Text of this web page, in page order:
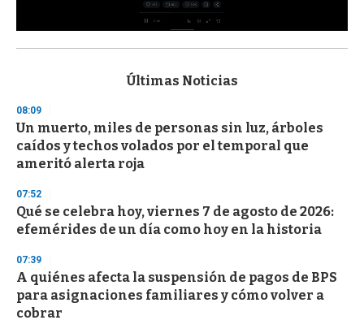
s
d
s
o
f
3
s
e
c
o
d
s
Últimas Noticias
08:09
Un muerto, miles de personas sin luz, árboles
caídos y techos volados por el temporal que
ameritó alerta roja
07:52
Qué se celebra hoy, viernes 7 de agosto de 2026:
efemérides de un día como hoy en la historia
07:39
A quiénes afecta la suspensión de pagos de BPS
para asignaciones familiares y cómo volver a
cobrar